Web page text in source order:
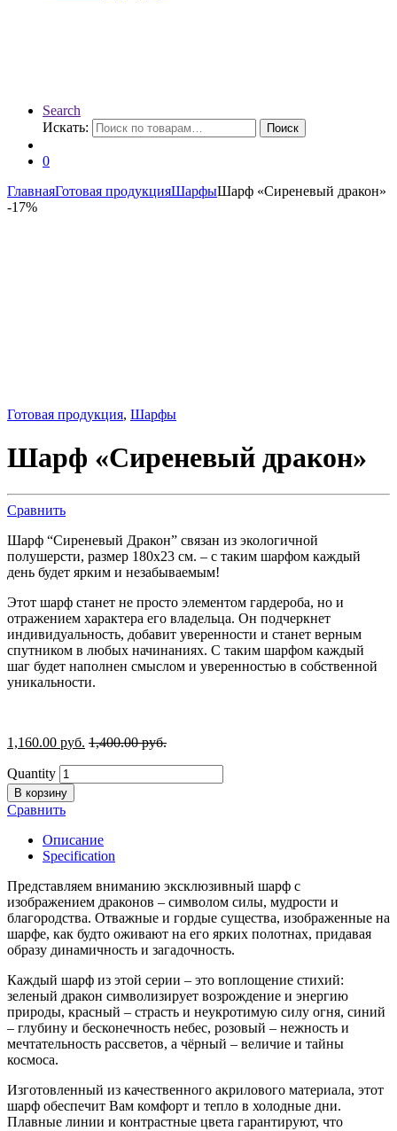
Search
Искать:
Поиск
0
ГлавнаяГотовая продукцияШарфыШарф «Сиреневый дракон»
-17%
Готовая продукция, Шарфы
Шарф «Сиреневый дракон»
Сравнить
Шарф “Сиреневый Дракон” связан из экологичной
полушерсти, размер 180х23 см. – с таким шарфом каждый
день будет ярким и незабываемым!
Этот шарф станет не просто элементом гардероба, но и
отражением характера его владельца. Он подчеркнет
индивидуальность, добавит уверенности и станет верным
спутником в любых начинаниях. С таким шарфом каждый
шаг будет наполнен смыслом и уверенностью в собственной
уникальности.
1,160.00 руб. 1,400.00руб.
Quantity
В корзину
Сравнить
Описание
Specification
Представляем вниманию эксклюзивный шарф с
изображением драконов – символом силы, мудрости и
благородства. Отважные и гордые существа, изображенные на
шарфе, как будто оживают на его ярких полотнах, придавая
образу динамичность и загадочность.
Каждый шарф из этой серии – это воплощение стихий:
зеленый дракон символизирует возрождение и энергию
природы, красный – страсть и неукротимую силу огня, синий
– глубину и бесконечность небес, розовый – нежность и
мечтательность рассветов, а чёрный – величие и тайны
космоса.
Изготовленный из качественного акрилового материала, этот
шарф обеспечит Вам комфорт и тепло в холодные дни.
Плавные линии и контрастные цвета гарантируют, что